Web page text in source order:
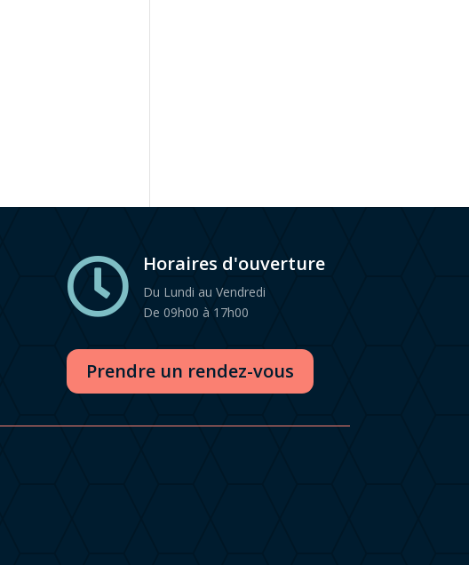
 Horaires d'ouverture
Du Lundi au Vendredi
De 09h00 à 17h00
Prendre un rendez-vous